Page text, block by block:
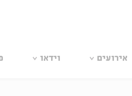
אירועים וידאו